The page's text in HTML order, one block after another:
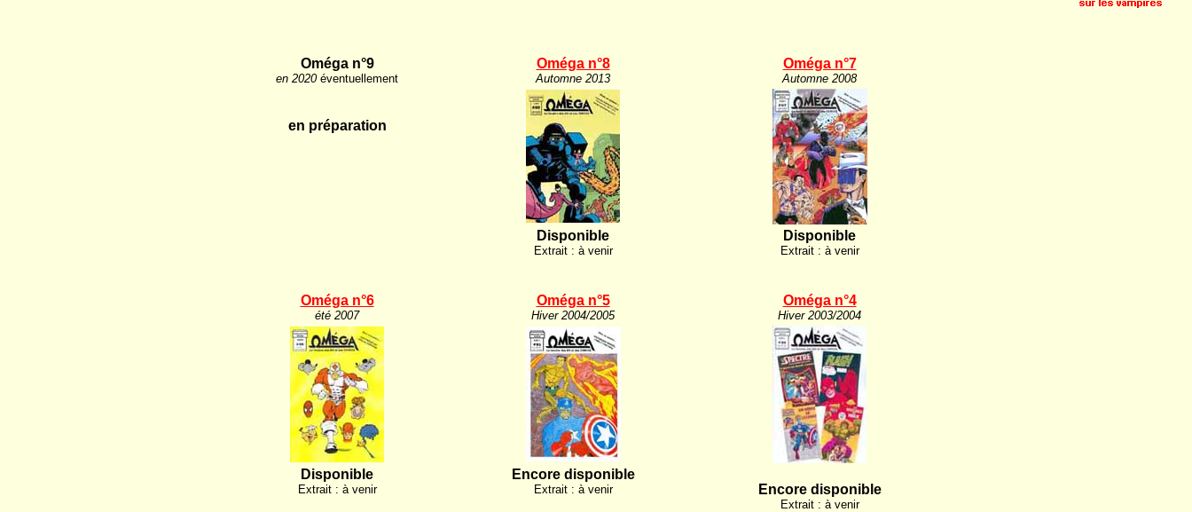
Oméga n°9
en 2020éventuellement
Oméga n°8
Automne 2013
Oméga n°7
Automne 2008
en préparation
Disponible
Extrait : à venir
Disponible
Extrait : à venir
Oméga n°6
été 2007
Oméga n°5
Hiver 2004/2005
Oméga n°4
Hiver 2003/2004
Disponible
Extrait : à venir
Encore disponible
Extrait : à venir Encore disponible
Extrait : à venir